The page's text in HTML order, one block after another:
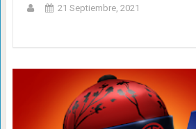
21 Septiembre, 2021